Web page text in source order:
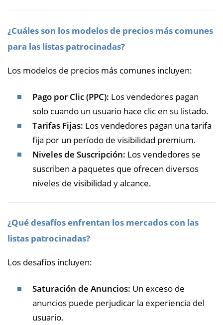
¿Cuáles son los modelos de precios más comunes
para las listas patrocinadas?
Los modelos de precios más comunes incluyen:
Pago por Clic (PPC): Los vendedores pagan
solo cuando un usuario hace clic en su listado.
Tarifas Fijas: Los vendedores pagan una tarifa
fija por un período de visibilidad premium.
Niveles de Suscripción: Los vendedores se
suscriben a paquetes que ofrecen diversos
niveles de visibilidad y alcance.
¿Qué desafíos enfrentan los mercados con las
listas patrocinadas?
Los desafíos incluyen:
Saturación de Anuncios: Un exceso de
anuncios puede perjudicar la experiencia del
usuario.